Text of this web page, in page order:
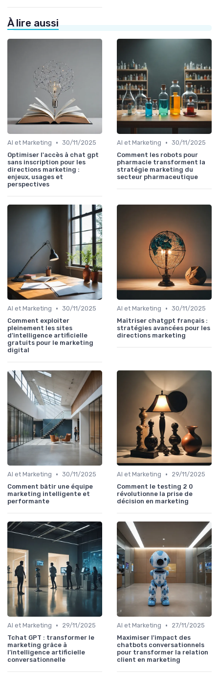
À lire aussi
AI et Marketing • 30/11/2025
Optimiser l'accès à chat gpt
sans inscription pour les
directions marketing :
enjeux, usages et
perspectives
AI et Marketing • 30/11/2025
Comment les robots pour
pharmacie transforment la
stratégie marketing du
secteur pharmaceutique
AI et Marketing • 30/11/2025
Comment exploiter
pleinement les sites
d’intelligence artificielle
gratuits pour le marketing
digital
AI et Marketing • 30/11/2025
Maîtriser chatgpt français :
stratégies avancées pour les
directions marketing
AI et Marketing • 30/11/2025
Comment bâtir une équipe
marketing intelligente et
performante
AI et Marketing •
29/11/2025
Comment le testing 2 0
révolutionne la prise de
décision en marketing
AI et Marketing •
29/11/2025
Tchat GPT : transformer le
marketing grâce à
l’intelligence artificielle
conversationnelle
AI et Marketing •
27/11/2025
Maximiser l'impact des
chatbots conversationnels
pour transformer la relation
client en marketing